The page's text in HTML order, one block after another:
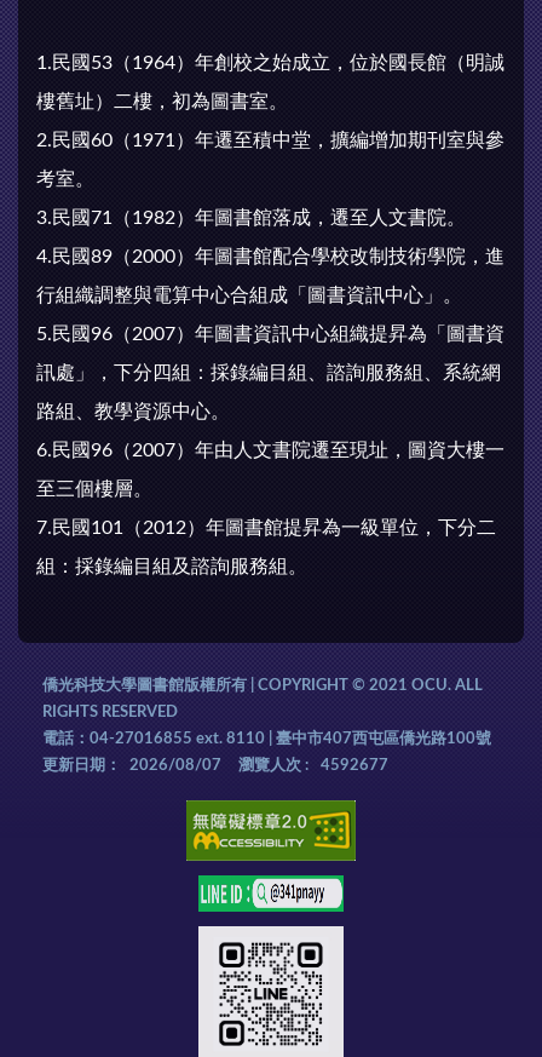
1.民國53（1964）年創校之始成立，位於國長館（明誠
樓舊址）二樓，初為圖書室。
2.民國60（1971）年遷至積中堂，擴編增加期刊室與參
考室。
3.民國71（1982）年圖書館落成，遷至人文書院。
4.民國89（2000）年圖書館配合學校改制技術學院，進
行組織調整與電算中心合組成「圖書資訊中心」。
5.民國96（2007）年圖書資訊中心組織提昇為「圖書資
訊處」，下分四組：採錄編目組、諮詢服務組、系統網
路組、教學資源中心。
6.民國96（2007）年由人文書院遷至現址，圖資大樓一
至三個樓層。
7.民國101（2012）年圖書館提昇為一級單位，下分二
組：採錄編目組及諮詢服務組。
僑光科技大學圖書館版權所有 | COPYRIGHT © 2021 OCU. ALL
RIGHTS RESERVED
電話：04-27016855 ext. 8110 | 臺中市407西屯區僑光路100號
更新日期：
2026/08/07 瀏覽人次 : 4592677